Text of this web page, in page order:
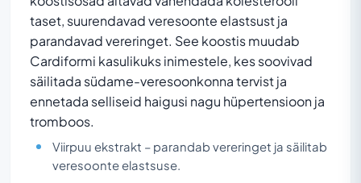
taset, suurendavad veresoonte elastsust ja
parandavad vereringet. See koostis muudab
Cardiformi kasulikuks inimestele, kes soovivad
säilitada südame-veresoonkonna tervist ja
ennetada selliseid haigusi nagu hüpertensioon ja
tromboos.
Viirpuu ekstrakt – parandab vereringet ja säilitab
veresoonte elastsuse.